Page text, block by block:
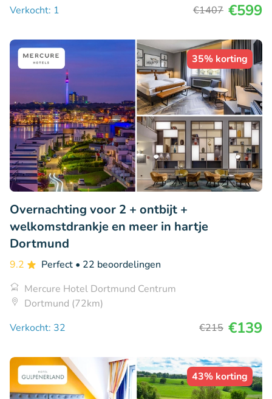
Verkocht: 1
€1407 €599
35% korting
Overnachting voor 2 + ontbijt +
welkomstdrankje en meer in hartje
Dortmund
9.2 Perfect • 22 beoordelingen
Mercure Hotel Dortmund Centrum
Dortmund (72km)
Verkocht: 32
€215 €139
43% korting